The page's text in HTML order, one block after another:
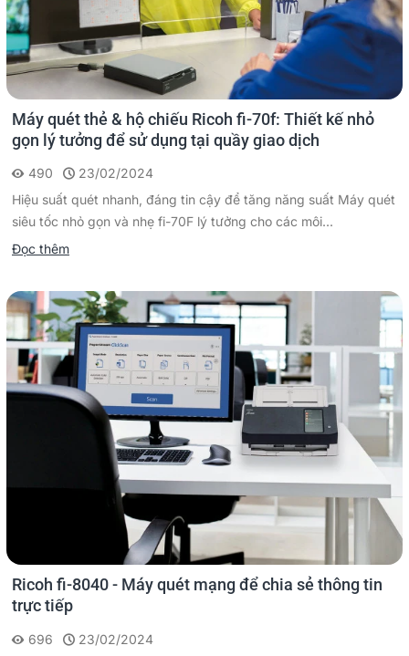
Máy quét thẻ & hộ chiếu Ricoh fi-70f: Thiết kế nhỏ
gọn lý tưởng để sử dụng tại quầy giao dịch
490
23/02/2024
Hiệu suất quét nhanh, đáng tin cậy để tăng năng suất Máy quét
siêu tốc nhỏ gọn và nhẹ fi-70F lý tưởng cho các môi...
Đọc thêm
Ricoh fi-8040 - Máy quét mạng để chia sẻ thông tin
trực tiếp
696 23/02/2024